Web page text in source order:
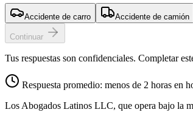
Accidente de carro Accidente de camión
Continuar
Tus respuestas son confidenciales. Completar
Respuesta promedio: menos de 2 horas en
Los Abogados Latinos LLC, que opera bajo la